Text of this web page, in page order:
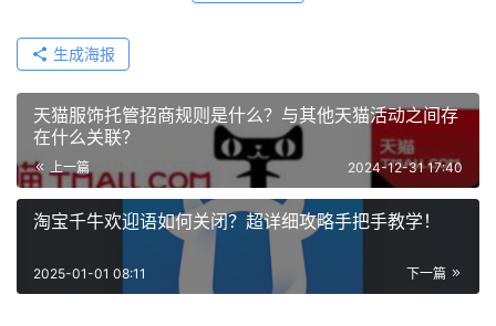
生成海报
天猫服饰托管招商规则是什么？与其他天猫活动之间存
在什么关联？
上一篇 2024-12-31 17:40
淘宝千牛欢迎语如何关闭？超详细攻略手把手教学！
下一篇
2025-01-01 08:11